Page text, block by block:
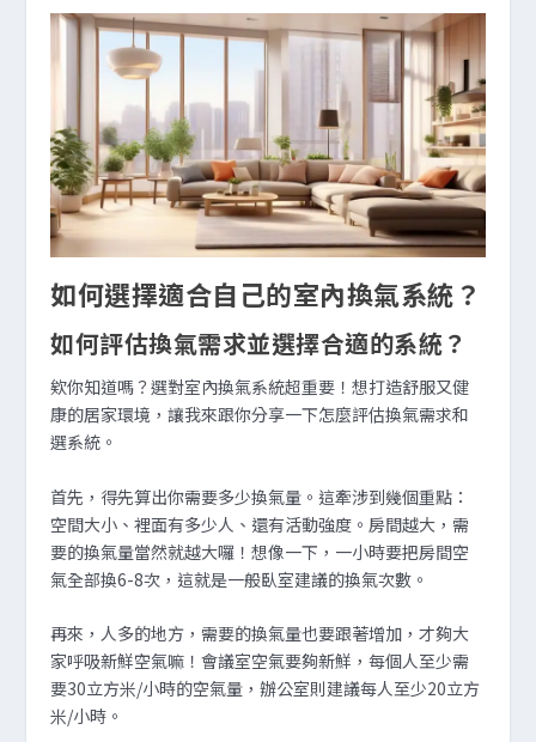
如何選擇適合自己的室內換氣系統？
如何評估換氣需求並選擇合適的系統？
欸你知道嗎？選對室內換氣系統超重要！想打造舒服又健
康的居家環境，讓我來跟你分享一下怎麼評估換氣需求和
選系統。
首先，得先算出你需要多少換氣量。這牽涉到幾個重點：
空間大小、裡面有多少人、還有活動強度。房間越大，需
要的換氣量當然就越大囉！想像一下，一小時要把房間空
氣全部換6-8次，這就是一般臥室建議的換氣次數。
再來，人多的地方，需要的換氣量也要跟著增加，才夠大
家呼吸新鮮空氣嘛！會議室空氣要夠新鮮，每個人至少需
要30立方米/小時的空氣量，辦公室則建議每人至少20立方
米/小時。